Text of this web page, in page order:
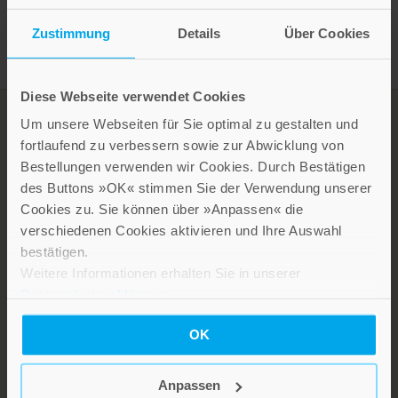
Zustimmung Details Über Cookies
Diese Webseite verwendet Cookies
Um unsere Webseiten für Sie optimal zu gestalten und
fortlaufend zu verbessern sowie zur Abwicklung von
Bestellungen verwenden wir Cookies. Durch Bestätigen
des Buttons »OK« stimmen Sie der Verwendung unserer
Cookies zu. Sie können über »Anpassen« die
verschiedenen Cookies aktivieren und Ihre Auswahl
bestätigen.
Weitere Informationen erhalten Sie in unserer
OK
Anpassen
LEBE GUT MAGAZIN
KARRIERE
KUNDENINFO